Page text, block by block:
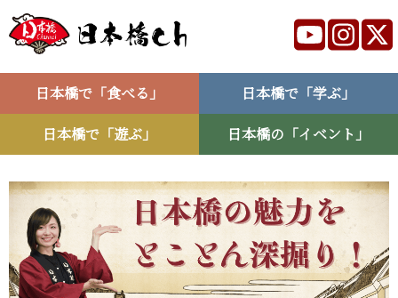
日本橋で「食べる」
日本橋で「学ぶ」
日本橋で「遊ぶ」
日本橋の「イベント」